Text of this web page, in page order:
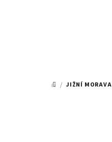
DOMŮ
/ JIŽNÍ MORAVA